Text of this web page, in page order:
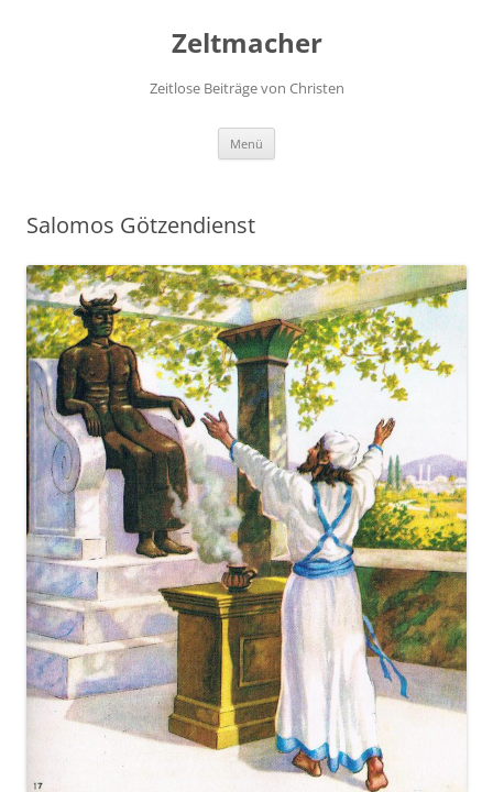
Zeltmacher
Zeitlose Beiträge von Christen
Menü
Salomos Götzendienst